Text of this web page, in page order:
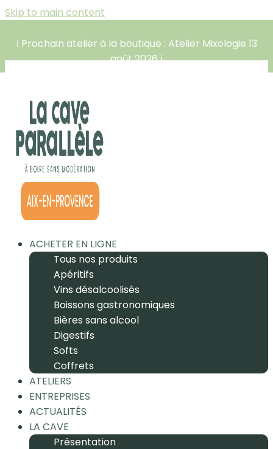
Skip to main content
ℹ️ Prochain atelier à la boutique : Atelier Mixologie 13
août 2026 ℹ️
ACHETER EN LIGNE
Tous nos produits
Apéritifs
Vins désalcoolisés
Boissons gastronomiques
Bières sans alcool
Digestifs
Softs
Coffrets
ATELIERS
ENTREPRISES
ACTUALITÉS
LA CAVE
Présentation